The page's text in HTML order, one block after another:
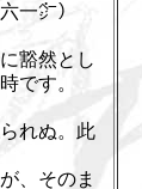
一㌻）
豁然とし
です。
れぬ。此
、そのま